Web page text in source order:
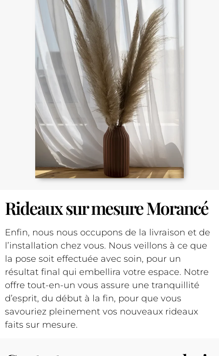
Rideaux sur mesure Morancé
Enfin, nous nous occupons de la livraison et de
l’installation chez vous. Nous veillons à ce que
la pose soit effectuée avec soin, pour un
résultat final qui embellira votre espace. Notre
offre tout-en-un vous assure une tranquillité
d’esprit, du début à la fin, pour que vous
savouriez pleinement vos nouveaux rideaux
faits sur mesure.